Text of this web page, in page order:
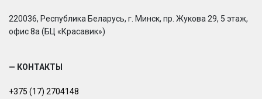
220036, Республика Беларусь, г. Минск, пр. Жукова 29, 5 этаж,
офис 8а (БЦ «Красавик»)
— КОНТАКТЫ
+375 (17) 2704148